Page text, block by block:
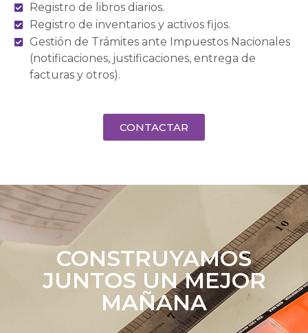
Registro de libros diarios.
Registro de inventarios y activos fijos.
Gestión de Trámites ante Impuestos Nacionales
(notificaciones, justificaciones, entrega de
facturas y otros).
CONTACTAR
CONSTRUYAMOS
JUNTOS UN MEJOR
MAÑANA